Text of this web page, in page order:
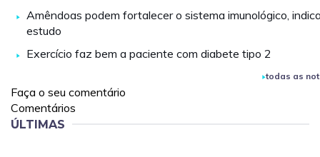
Amêndoas podem fortalecer o sistema imunológico,
estudo
Exercício faz bem a paciente com diabete tipo 2
todas as
Faça o seu comentário
Comentários
ÚLTIMAS